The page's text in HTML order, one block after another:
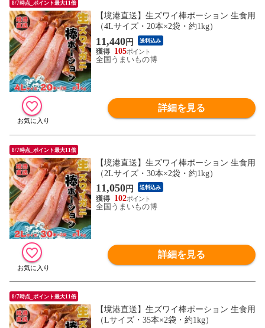
8/7時点_ポイント最大11倍
【境港直送】生ズワイ棒ポーション 生食用
（4Lサイズ・20本×2袋・約1kg）
11,440円 送料込み
105
全国うまいもの博
詳細を見る
8/7時点_ポイント最大11倍
【境港直送】生ズワイ棒ポーション 生食用
（2Lサイズ・30本×2袋・約1kg）
11,050円 送料込み
102
全国うまいもの博
詳細を見る
8/7時点_ポイント最大11倍
【境港直送】生ズワイ棒ポーション 生食用
（Lサイズ・35本×2袋・約1kg）